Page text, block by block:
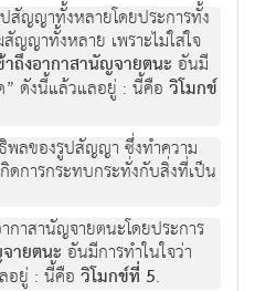
ปสัญญาทั้งหลายโดยประการทั้ง
ญญาทั้งหลาย เพราะไม่ใส่ใจ
าถึงอากาสานัญจายตนะ อันมี
” ดังนี้แล้วแลอยู่ : นี้คือ วิโมกข์
ลของรูปสัญญา ซึ่งทำความ
การกระทบกระทั่งกับสิ่งที่เป็น
กาสานัญจายตนะโดยประการ
ายตนะ อันมีการทำในใจว่า
อยู่ : นี้คือ วิโมกข์ที่ 5.